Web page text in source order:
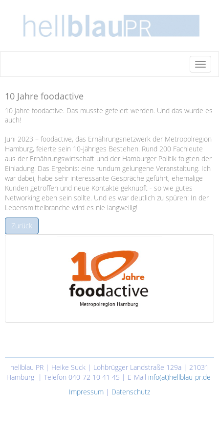
Toggle
10 Jahre foodactive
10 Jahre foodactive. Das musste gefeiert werden. Und das wurde es
auch!
Juni 2023 – foodactive, das Ernährungsnetzwerk der Metropolregion
Hamburg, feierte sein 10-jähriges Bestehen. Rund 200 Fachleute
aus der Ernährungswirtschaft und der Hamburger Politik folgten der
Einladung. Das Ergebnis: eine rundum gelungene Veranstaltung. Ich
war dabei, habe sehr interessante Gespräche geführt, ehemalige
Kunden getroffen und neue Kontakte geknüpft - so wie gutes
Networking eben sein sollte. Und es war deutlich zu spüren: In der
Lebensmittelbranche wird es nie langweilig!
Zurück
hellblau PR | Heike Suck | Lohbrügger Landstraße 129a | 21031
Hamburg | Telefon 040-72 10 41 45 | E-Mail info(at)hellblau-pr.de
Impressum | Datenschutz